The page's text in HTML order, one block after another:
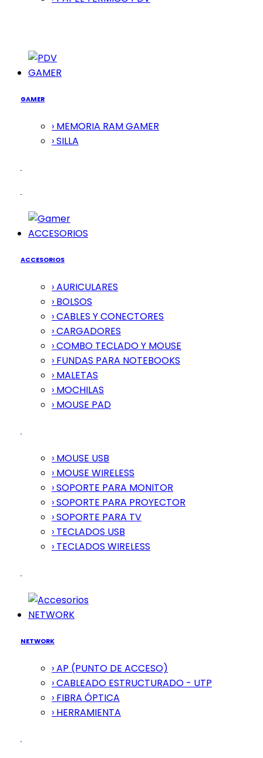
GAMER
GAMER
› MEMORIA RAM GAMER
› SILLA
ACCESORIOS
ACCESORIOS
› AURICULARES
› BOLSOS
› CABLES Y CONECTORES
› CARGADORES
› COMBO TECLADO Y MOUSE
› FUNDAS PARA NOTEBOOKS
› MALETAS
› MOCHILAS
› MOUSE PAD
› MOUSE USB
› MOUSE WIRELESS
› SOPORTE PARA MONITOR
› SOPORTE PARA PROYECTOR
› SOPORTE PARA TV
› TECLADOS USB
› TECLADOS WIRELESS
NETWORK
NETWORK
› AP (PUNTO DE ACCESO)
› CABLEADO ESTRUCTURADO - UTP
› FIBRA ÓPTICA
› HERRAMIENTA